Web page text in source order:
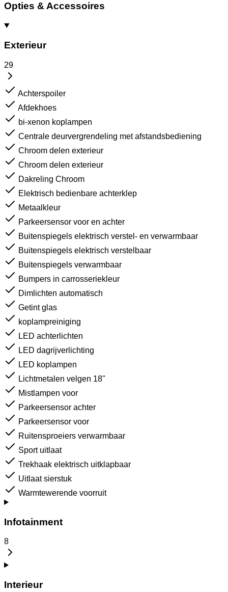
Opties & Accessoires
Exterieur
29
Achterspoiler
Afdekhoes
bi-xenon koplampen
Centrale deurvergrendeling met afstandsbediening
Chroom delen exterieur
Chroom delen exterieur
Dakreling Chroom
Elektrisch bedienbare achterklep
Metaalkleur
Parkeersensor voor en achter
Buitenspiegels elektrisch verstel- en verwarmbaar
Buitenspiegels elektrisch verstelbaar
Buitenspiegels verwarmbaar
Bumpers in carrosseriekleur
Dimlichten automatisch
Getint glas
koplampreiniging
LED achterlichten
LED dagrijverlichting
LED koplampen
Lichtmetalen velgen 18"
Mistlampen voor
Parkeersensor achter
Parkeersensor voor
Ruitensproeiers verwarmbaar
Sport uitlaat
Trekhaak elektrisch uitklapbaar
Uitlaat sierstuk
Warmtewerende voorruit
Infotainment
8
Interieur